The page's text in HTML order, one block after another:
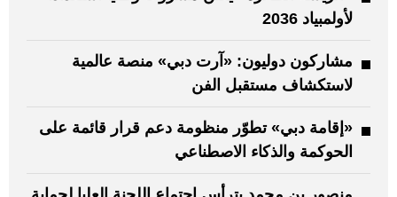
لأولمبياد 2036
مشاركون دوليون: «آرت دبي» منصة عالمية
لاستكشاف مستقبل الفن
«إقامة دبي» تطوّر منظومة دعم قرار قائمة على
الحوكمة والذكاء الاصطناعي